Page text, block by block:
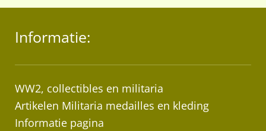
Informatie:
WW2, collectibles en militaria
Artikelen Militaria medailles en kleding
Informatie pagina